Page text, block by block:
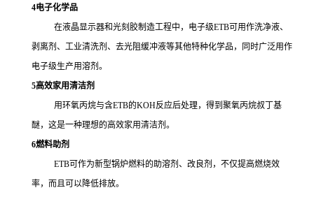
4电子化学品
在液晶显示器和光刻胶制造工程中，电子级ETB可用作洗净液、
剥离剂、工业清洗剂、去光阻缓冲液等其他特种化学品，同时广泛用作
电子级生产用溶剂。
5高效家用清洁剂
用环氧丙烷与含ETB的KOH反应后处理，得到聚氧丙烷叔丁基
醚，这是一种理想的高效家用清洁剂。
6燃料助剂
ETB可作为新型锅炉燃料的助溶剂、改良剂，不仅提高燃烧效
率，而且可以降低排放。